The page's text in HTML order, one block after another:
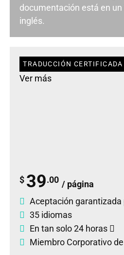
documentación está en
inglés.
TRADUCCIÓN
Ver más
$ 39.00 / página
Aceptación garantizada
35 idiomas
En tan solo 24 horas
Miembro Corporativo